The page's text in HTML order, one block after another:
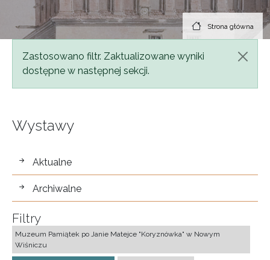
Strona główna
Komunikat
Zastosowano filtr. Zaktualizowane wyniki
dostępne w następnej sekcji.
Wystawy
wystawy
Aktualne
Archiwalne
Filtry
Muzeum Pamiątek po Janie Matejce "Koryznówka" w Nowym
Wiśniczu